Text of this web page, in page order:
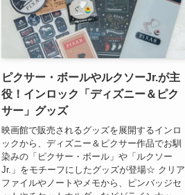
ピクサー・ボールやルクソーJr.が主
役！インロック「ディズニー＆ピク
サー」グッズ
映画館で販売されるグッズを展開するインロ
ックから、ディズニー＆ピクサー作品でお馴
染みの「ピクサー・ボール」や「ルクソー
Jr.」をモチーフにしたグッズが登場☆ クリア
ファイルやノートやメモから、ピンバッジセ